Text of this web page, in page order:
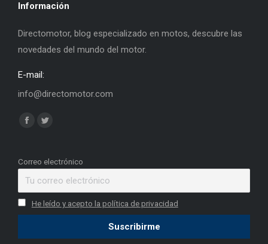
Información
Directomotor, blog especializado en motos, descubre las
novedades del mundo del motor.
E-mail:
info@directomotor.com
Find us on:
Facebook
opens
window
Twitter
opens
window
Correo electrónico
He leído y acepto la política de privacidad